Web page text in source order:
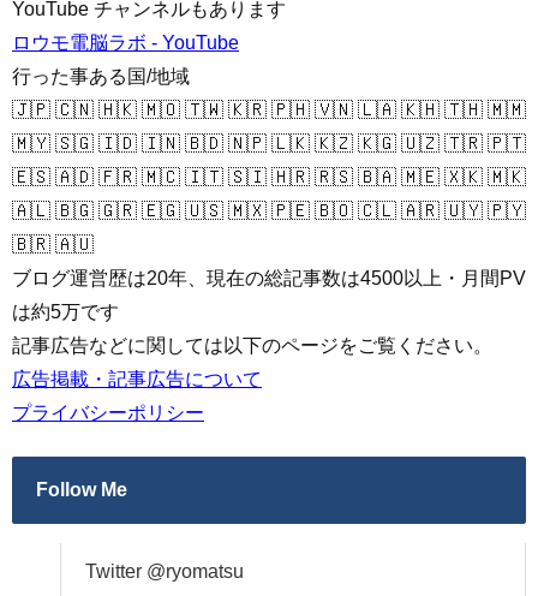
YouTube チャンネルもあります
ロウモ電脳ラボ - YouTube
行った事ある国/地域
🇯🇵 🇨🇳 🇭🇰 🇲🇴 🇹🇼 🇰🇷 🇵🇭 🇻🇳 🇱🇦 🇰🇭 🇹🇭 🇲🇲
🇲🇾 🇸🇬 🇮🇩 🇮🇳 🇧🇩 🇳🇵 🇱🇰 🇰🇿 🇰🇬 🇺🇿 🇹🇷 🇵🇹
🇪🇸 🇦🇩 🇫🇷 🇲🇨 🇮🇹 🇸🇮 🇭🇷 🇷🇸 🇧🇦 🇲🇪 🇽🇰 🇲🇰
🇦🇱 🇧🇬 🇬🇷 🇪🇬 🇺🇸 🇲🇽 🇵🇪 🇧🇴 🇨🇱 🇦🇷 🇺🇾 🇵🇾
🇧🇷 🇦🇺
ブログ運営歴は20年、現在の総記事数は4500以上・月間PV
は約5万です
記事広告などに関しては以下のページをご覧ください。
広告掲載・記事広告について
プライバシーポリシー
Follow Me
Twitter @ryomatsu